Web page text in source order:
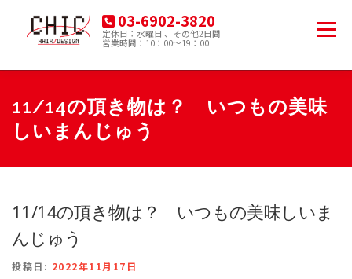
ツ
03-6902-3820
定休日：水曜日 、その他2日間
営業時間：10：00～19：00
メニュー
HOME MENU PRODUCT ACCESS
11/14の頂き物は？ いつもの美味
しいまんじゅう
11/14の頂き物は？ いつもの美味しいま
んじゅう
投稿日: 2022年11月17日